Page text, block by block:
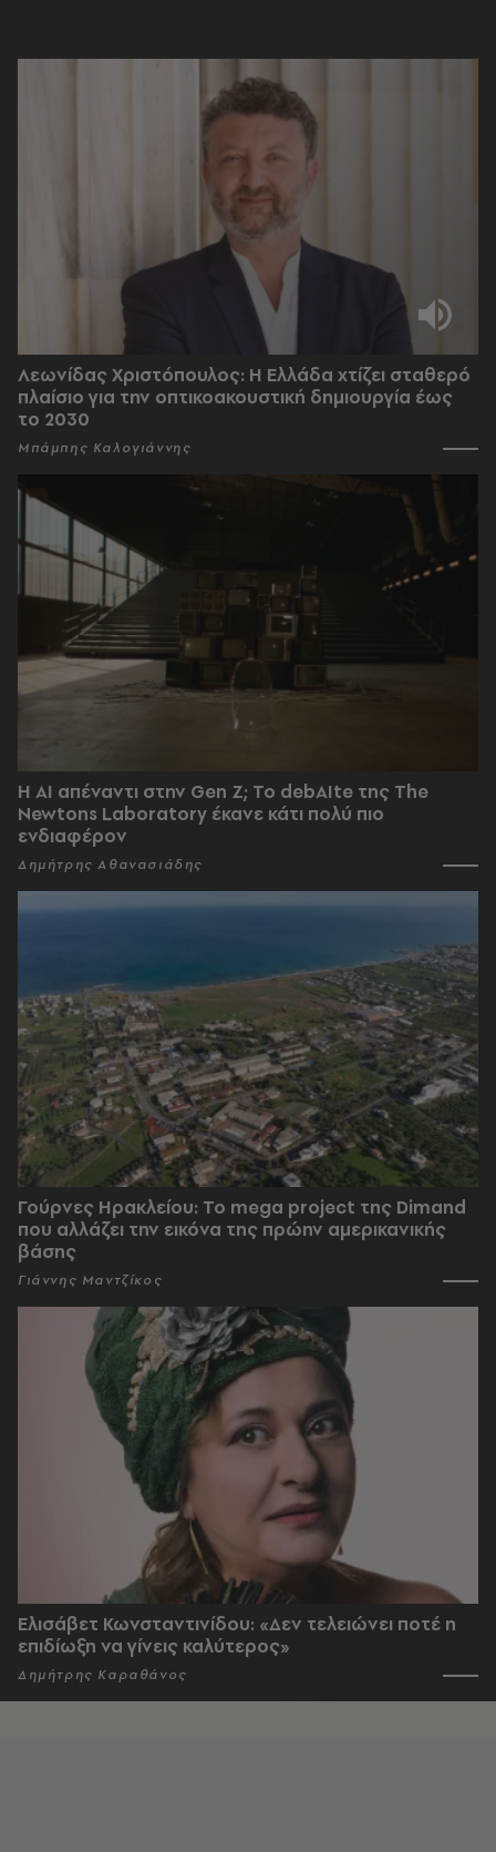
Λεωνίδας Χριστόπουλος: Η Ελλάδα χτίζει σταθερό
πλαίσιο για την οπτικοακουστική δημιουργία έως
το 2030
Μπάμπης Καλογιάννης
Η AI απέναντι στην Gen Z; Το debAIte της The
Newtons Laboratory έκανε κάτι πολύ πιο
ενδιαφέρον
Δημήτρης Αθανασιάδης
Γούρνες Ηρακλείου: To mega project της Dimand
που αλλάζει την εικόνα της πρώην αμερικανικής
βάσης
Γιάννης Μαντζίκος
Ελισάβετ Κωνσταντινίδου: «Δεν τελειώνει ποτέ η
επιδίωξη να γίνεις καλύτερος»
Δημήτρης Καραθάνος